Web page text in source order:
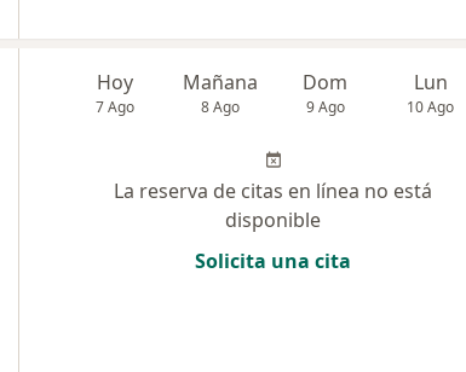
Hoy
7 Ago
Mañana
8 Ago
Dom
9 Ago
Lun
10 Ago
La reserva de citas en línea no está
disponible
Solicita una cita